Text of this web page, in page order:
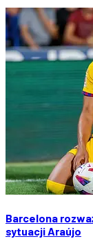
Barcelona
sytuacji Araújo